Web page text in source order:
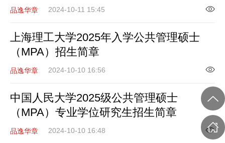
品逸华章 2024-10-11 15:45
上海理工大学2025年入学公共管理硕士
（MPA）招生简章
品逸华章 2024-10-10 16:56
中国人民大学2025级公共管理硕士
（MPA）专业学位研究生招生简章
品逸华章 2024-10-10 16:48